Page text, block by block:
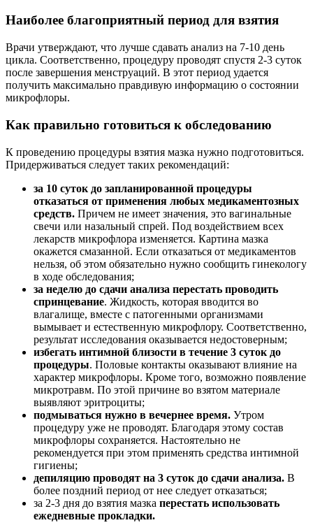
Наиболее благоприятный период для взятия
Врачи утверждают, что лучше сдавать анализ на 7-10 день
цикла. Соответственно, процедуру проводят спустя 2-3 суток
после завершения менструаций. В этот период удается
получить максимально правдивую информацию о состоянии
микрофлоры.
Как правильно готовиться к обследованию
К проведению процедуры взятия мазка нужно подготовиться.
Придерживаться следует таких рекомендаций:
за 10 суток до запланированной процедуры
отказаться от применения любых медикаментозных
средств. Причем не имеет значения, это вагинальные
свечи или назальный спрей. Под воздействием всех
лекарств микрофлора изменяется. Картина мазка
окажется смазанной. Если отказаться от медикаментов
нельзя, об этом обязательно нужно сообщить гинекологу
в ходе обследования;
за неделю до сдачи анализа перестать проводить
спринцевание. Жидкость, которая вводится во
влагалище, вместе с патогенными организмами
вымывает и естественную микрофлору. Соответственно,
результат исследования оказывается недостоверным;
избегать интимной близости в течение 3 суток до
процедуры. Половые контакты оказывают влияние на
характер микрофлоры. Кроме того, возможно появление
микротравм. По этой причине во взятом материале
выявляют эритроциты;
подмываться нужно в вечернее время. Утром
процедуру уже не проводят. Благодаря этому состав
микрофлоры сохраняется. Настоятельно не
рекомендуется при этом применять средства интимной
гигиены;
депиляцию проводят на 3 суток до сдачи анализа. В
более поздний период от нее следует отказаться;
за 2-3 дня до взятия мазка перестать использовать
ежедневные прокладки.